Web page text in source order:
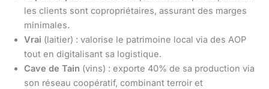
les clients sont copropriétaires, assurant des marges
minimales.
Vrai (laitier) : valorise le patrimoine local via des AOP
tout en digitalisant sa logistique.
Cave de Tain (vins) : exporte 40% de sa production via
son réseau coopératif, combinant terroir et